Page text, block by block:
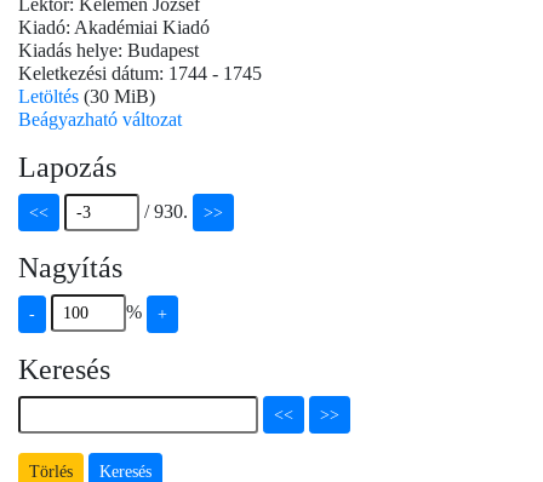
Lektor: Kelemen József
Kiadó: Akadémiai Kiadó
Kiadás helye: Budapest
Keletkezési dátum: 1744 - 1745
Letöltés (30 MiB)
Beágyazható változat
Lapozás
<< /930. >>
Nagyítás
- % +
Keresés
<< >>
Keresés